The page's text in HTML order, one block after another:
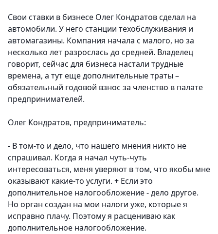
Свои ставки в бизнесе Олег Кондратов сделал на
автомобили. У него станции техобслуживания и
автомагазины. Компания начала с малого, но за
несколько лет разрослась до средней. Владелец
говорит, сейчас для бизнеса настали трудные
времена, а тут еще дополнительные траты –
обязательный годовой взнос за членство в палате
предпринимателей.
Олег Кондратов, предприниматель:
- В том-то и дело, что нашего мнения никто не
спрашивал. Когда я начал чуть-чуть
интересоваться, меня уверяют в том, что якобы мне
оказывают какие-то услуги. + Если это
дополнительное налогообложение - дело другое.
Но орган создан на мои налоги уже, которые я
исправно плачу. Поэтому я расцениваю как
дополнительное налогообложение.